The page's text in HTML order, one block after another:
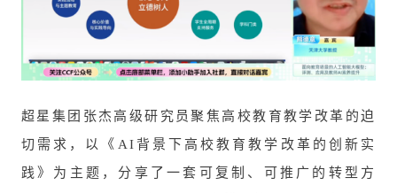
超星集团张杰高级研究员聚焦高校教育教学改革的迫
切需求，以《AI背景下高校教育教学改革的创新实
践》为主题，分享了一套可复制、可推广的转型方